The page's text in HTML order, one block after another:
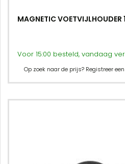
MAGNETIC VOETVIJLHOUDER
Voor 15:00 besteld, vandaag
Op zoek naar de prijs? Registreer